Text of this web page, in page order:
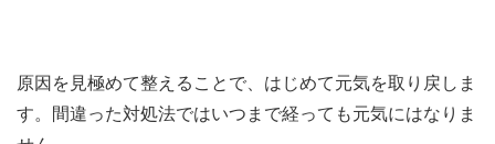
原因を見極めて整えることで、はじめて元気を取り戻しま
す。間違った対処法ではいつまで経っても元気にはなりま